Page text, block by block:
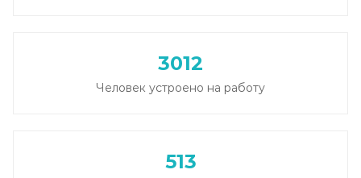
3012
Человек устроено на работу
513